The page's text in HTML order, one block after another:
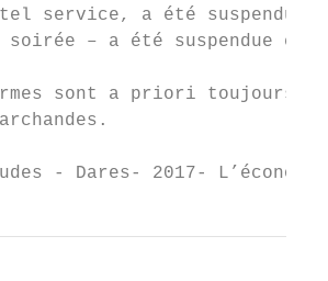
service, a été suspendue
soirée – a été suspendue en
sont a priori toujours
- Dares- 2017-